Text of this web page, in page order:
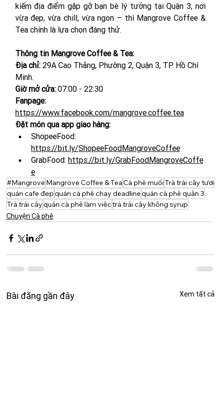
kiếm địa điểm gặp gỡ bạn bè lý tưởng tại Quận 3, nơi
vừa đẹp, vừa chill, vừa ngon – thì Mangrove Coffee &
Tea chính là lựa chọn đáng thử.
Thông tin Mangrove Coffee & Tea:
Địa chỉ: 29A Cao Thắng, Phường 2, Quận 3, TP. Hồ Chí
Minh.
Giờ mở cửa: 07:00 - 22:30
Fanpage:
https://www.facebook.com/mangrove.coffee.tea
Đặt món qua app giao hàng:
ShopeeFood:
https://bit.ly/ShopeeFoodMangroveCoffee
GrabFood: https://bit.ly/GrabFoodMangroveCoffe
e
#Mangrove Mangrove Coffee & TeaCà phê muốiTrà trái cây tươi
quán cafe đẹpquán cà phê chạy deadlinequán cà phê quận 3
Trà trái câyquán cà phê làm việctrà trái cây không syrup
Chuyện Cà phê
Bài đăng gần đây Xem tất cả